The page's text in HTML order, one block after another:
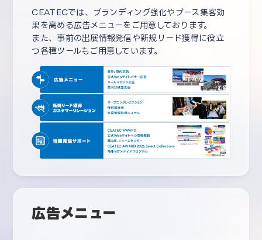
CEATECでは、ブランディング強化やブース集客効
果を高める広告メニューをご用意しております。
また、事前の出展情報発信や新規リード獲得に役立
つ各種ツールもご用意しています。
広告メニュー